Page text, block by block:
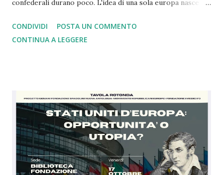
confederali durano poco. L'idea di una sola europa nasce
mondiale dove i nazisti vennero sconfitti grazie a Churchill
che comprese, a differenza di Chamberlain, il rischio. Oggi
lasciare. Ebbene siamo arrivati al punto che dopo 4 anni di
guerra in Ucraina gli Usa e la Russia sono de facto uniti
contro il modello di Unione Europea in una logica, a mio
modesto parere, di imperi in crisi. Ebbene se da un lato
questa cosa mi amareggia, essendo io da sempre grato agli
americani per il sostegno dato contro i nazisti e per il loro
CONDIVIDI
POSTA UN COMMENTO
CONTINUA A LEGGERE